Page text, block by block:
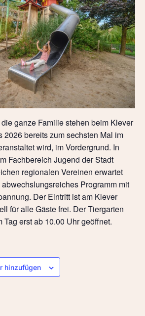
ganze Familie stehen beim Klever
2026 bereits zum sechsten Mal im
wird, im Vordergrund. In
Fachbereich Jugend der Stadt
regionalen Vereinen erwartet
Programm mit
Der Eintritt ist am Klever
für alle Gäste frei. Der Tiergarten
Tag erst ab 10.00 Uhr geöffnet.
hinzufügen